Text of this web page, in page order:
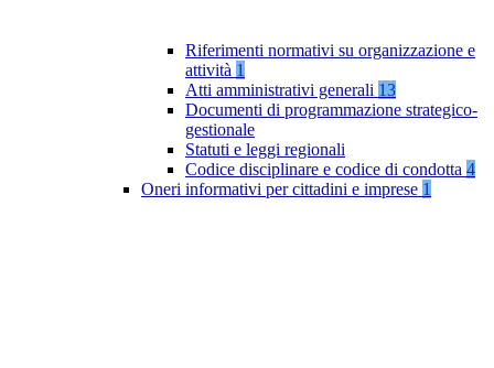
Riferimenti normativi su organizzazione e
attività 1
Atti amministrativi generali 13
Documenti di programmazione strategico-
gestionale
Statuti e leggi regionali
Codice disciplinare e codice di condotta 4
Oneri informativi per cittadini e imprese 1